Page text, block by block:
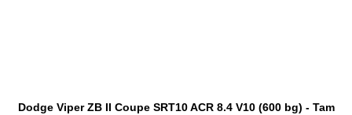
Dodge Viper ZB II Coupe SRT10 ACR 8.4 V10 (600 bg) - Tam